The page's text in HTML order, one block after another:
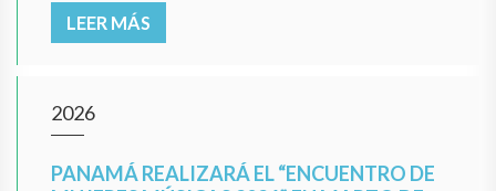
LEER MÁS
2026
PANAMÁ REALIZARÁ EL “ENCUENTRO DE